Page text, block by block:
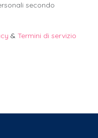
secondo
& Termini di servizio